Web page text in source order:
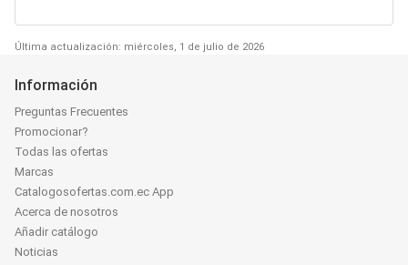
Última actualización: miércoles, 1 de julio de 2026
Información
Preguntas Frecuentes
Promocionar?
Todas las ofertas
Marcas
Catalogosofertas.com.ec App
Acerca de nosotros
Añadir catálogo
Noticias